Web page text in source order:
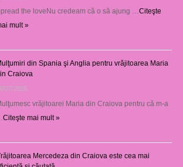
the loveNu credeam că o să ajung … Citeşte
mult »
din Spania şi Anglia pentru vrăjitoarea Maria
Craiova
07/2026
vrăjitoarei Maria din Craiova pentru că m-a
Citeşte mai mult »
Mercedeza din Craiova este cea mai